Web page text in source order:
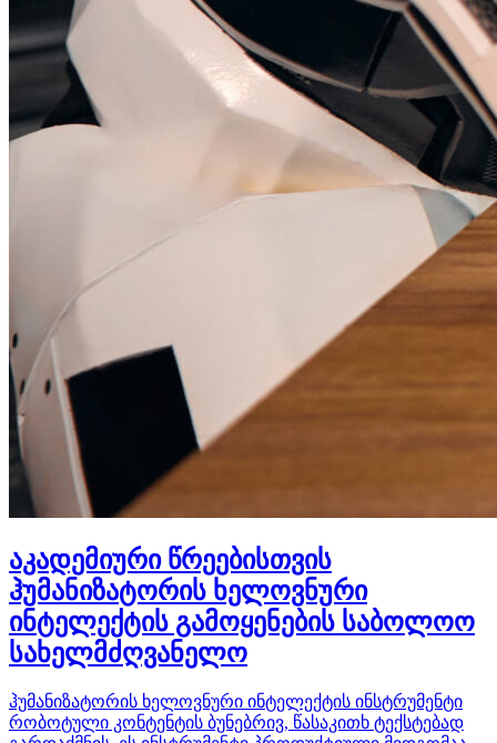
აკადემიური წრეებისთვის
ჰუმანიზატორის ხელოვნური
ინტელექტის გამოყენების საბოლოო
სახელმძღვანელო
ჰუმანიზატორის ხელოვნური ინტელექტის ინსტრუმენტი
რობოტული კონტენტის ბუნებრივ, წასაკითხ ტექსტებად